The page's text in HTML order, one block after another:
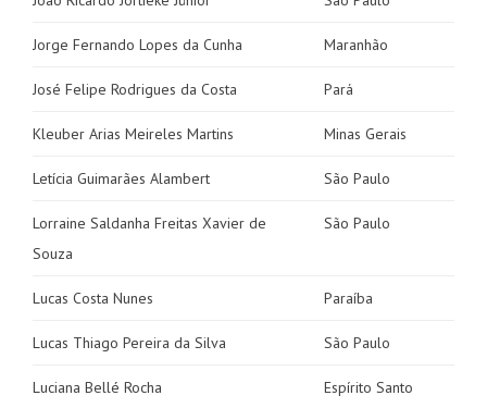
Jorge Fernando Lopes da Cunha Maranhão
José Felipe Rodrigues da Costa Pará
Kleuber Arias Meireles Martins Minas Gerais
Letícia Guimarães Alambert São Paulo
Lorraine Saldanha Freitas Xavier de
Souza
São Paulo
Lucas Costa Nunes Paraíba
Lucas Thiago Pereira da Silva São Paulo
Luciana Bellé Rocha Espírito Santo